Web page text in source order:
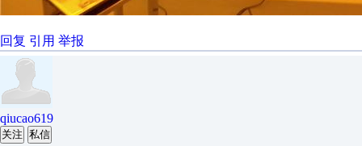
回复 引用 举报
qiucao619
关注 私信